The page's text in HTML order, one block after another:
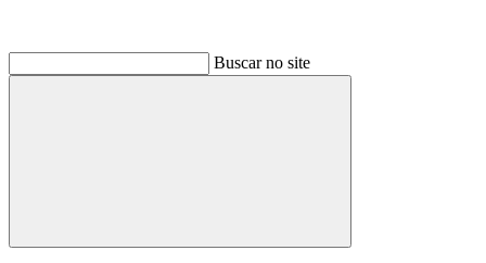
Buscar no site
Buscar